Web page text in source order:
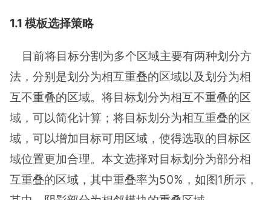
1.1 模板选择策略
目前将目标分割为多个区域主要有两种划分方
法，分别是划分为相互重叠的区域以及划分为相
互不重叠的区域。将目标划分为相互不重叠的区
域，可以简化计算；将目标划分为相互重叠的区
域，可以增加目标可用区域，使得选取的目标区
域位置更加合理。本文选择对目标划分为部分相
互重叠的区域，其中重叠率为50%，如图1所示，